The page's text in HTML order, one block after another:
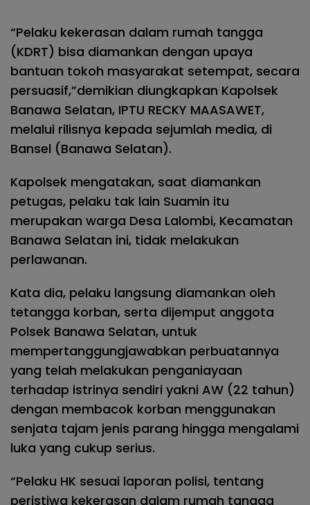
“Pelaku kekerasan dalam rumah tangga
(KDRT) bisa diamankan dengan upaya
bantuan tokoh masyarakat setempat, secara
persuasif,”demikian diungkapkan Kapolsek
Banawa Selatan, IPTU RECKY MAASAWET,
melalui rilisnya kepada sejumlah media, di
Bansel (Banawa Selatan).
Kapolsek mengatakan, saat diamankan
petugas, pelaku tak lain Suamin itu
merupakan warga Desa Lalombi, Kecamatan
Banawa Selatan ini, tidak melakukan
perlawanan.
Kata dia, pelaku langsung diamankan oleh
tetangga korban, serta dijemput anggota
Polsek Banawa Selatan, untuk
mempertanggungjawabkan perbuatannya
yang telah melakukan penganiayaan
terhadap istrinya sendiri yakni AW (22 tahun)
dengan membacok korban menggunakan
senjata tajam jenis parang hingga mengalami
luka yang cukup serius.
“Pelaku HK sesuai laporan polisi, tentang
peristiwa kekerasan dalam rumah tangga